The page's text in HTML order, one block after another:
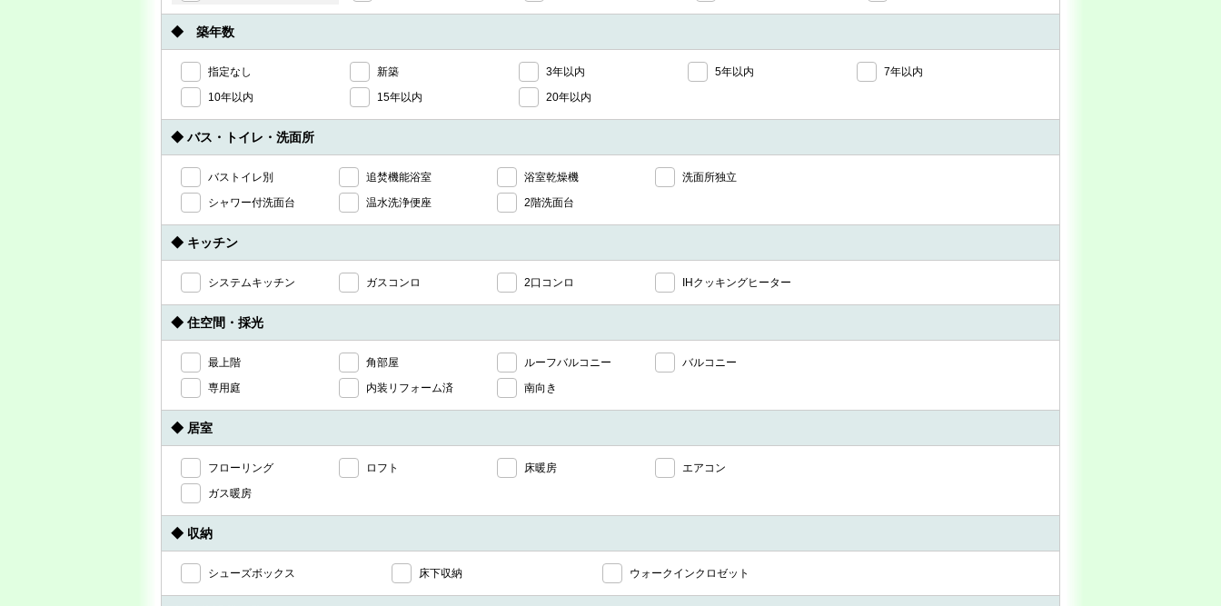
◆ 築年数
指定なし 新築 3年以内 5年以内
7年以内
10年以内
15年以内 20年以内
◆ バス・トイレ・洗面所
バストイレ別 追焚機能浴室 浴室乾燥機
洗面所独立
シャワー付洗面台
温水洗浄便座 2階洗面台
◆ キッチン
システムキッチン ガスコンロ 2口コンロ IHクッキングヒーター
◆ 住空間・採光
最上階 角部屋 ルーフバルコニー
バルコニー
専用庭
内装リフォーム済 南向き
◆ 居室
フローリング ロフト 床暖房
エアコン
ガス暖房
◆ 収納
シューズボックス 床下収納 ウォークインクロゼット